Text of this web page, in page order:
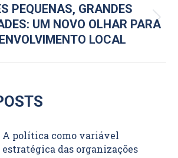
Próximo
post:
PEQUENAS, GRANDES
UM NOVO OLHAR PARA
LOCAL
A política como variável
estratégica das organizações